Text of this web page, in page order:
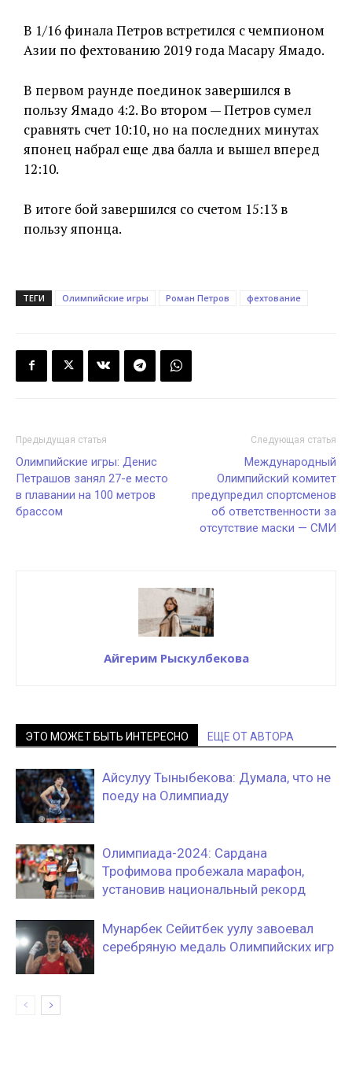
В 1/16 финала Петров встретился с чемпионом
Азии по фехтованию 2019 года Масару Ямадо.
В первом раунде поединок завершился в
пользу Ямадо 4:2. Во втором — Петров сумел
сравнять счет 10:10, но на последних минутах
японец набрал еще два балла и вышел вперед
12:10.
В итоге бой завершился со счетом 15:13 в
пользу японца.
ТЕГИ Олимпийские игры Роман Петров фехтование
Предыдущая статья
Олимпийские игры: Денис
Петрашов занял 27-е место
в плавании на 100 метров
брассом
Следующая статья
Международный
Олимпийский комитет
предупредил спортсменов
об ответственности за
отсутствие маски — СМИ
Айгерим Рыскулбекова
ЭТО МОЖЕТ БЫТЬ ИНТЕРЕСНО ЕЩЕ ОТ АВТОРА
Айсулуу Тыныбекова: Думала, что не
поеду на Олимпиаду
Олимпиада-2024: Сардана
Трофимова пробежала марафон,
установив национальный рекорд
Мунарбек Сейитбек уулу завоевал
серебряную медаль Олимпийских игр